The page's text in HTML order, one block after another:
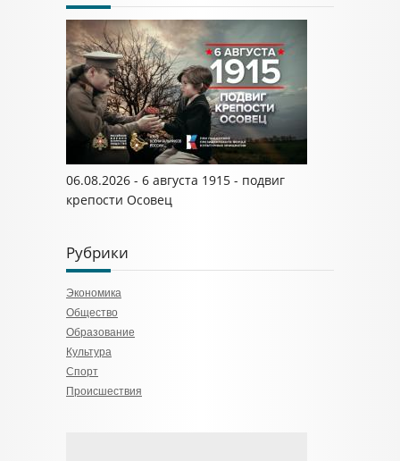
06.08.2026 - 6 августа 1915 - подвиг
крепости Осовец
Рубрики
Экономика
Общество
Образование
Культура
Спорт
Происшествия